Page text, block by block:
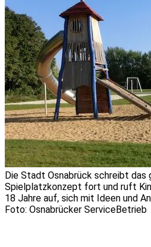
Die Stadt Osnabrück schreibt
Spielplatzkonzept fort und ruft
18 Jahre auf, sich mit Ideen und
Foto: Osnabrücker ServiceBetrieb